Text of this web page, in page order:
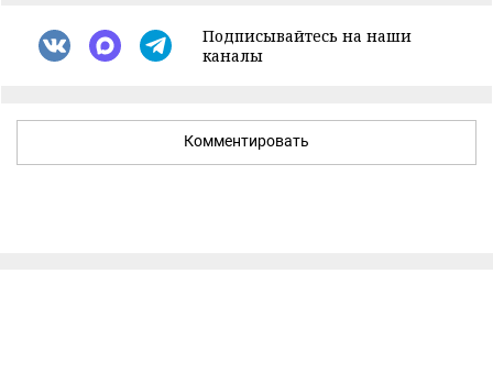
Подписывайтесь на наши
каналы
Комментировать